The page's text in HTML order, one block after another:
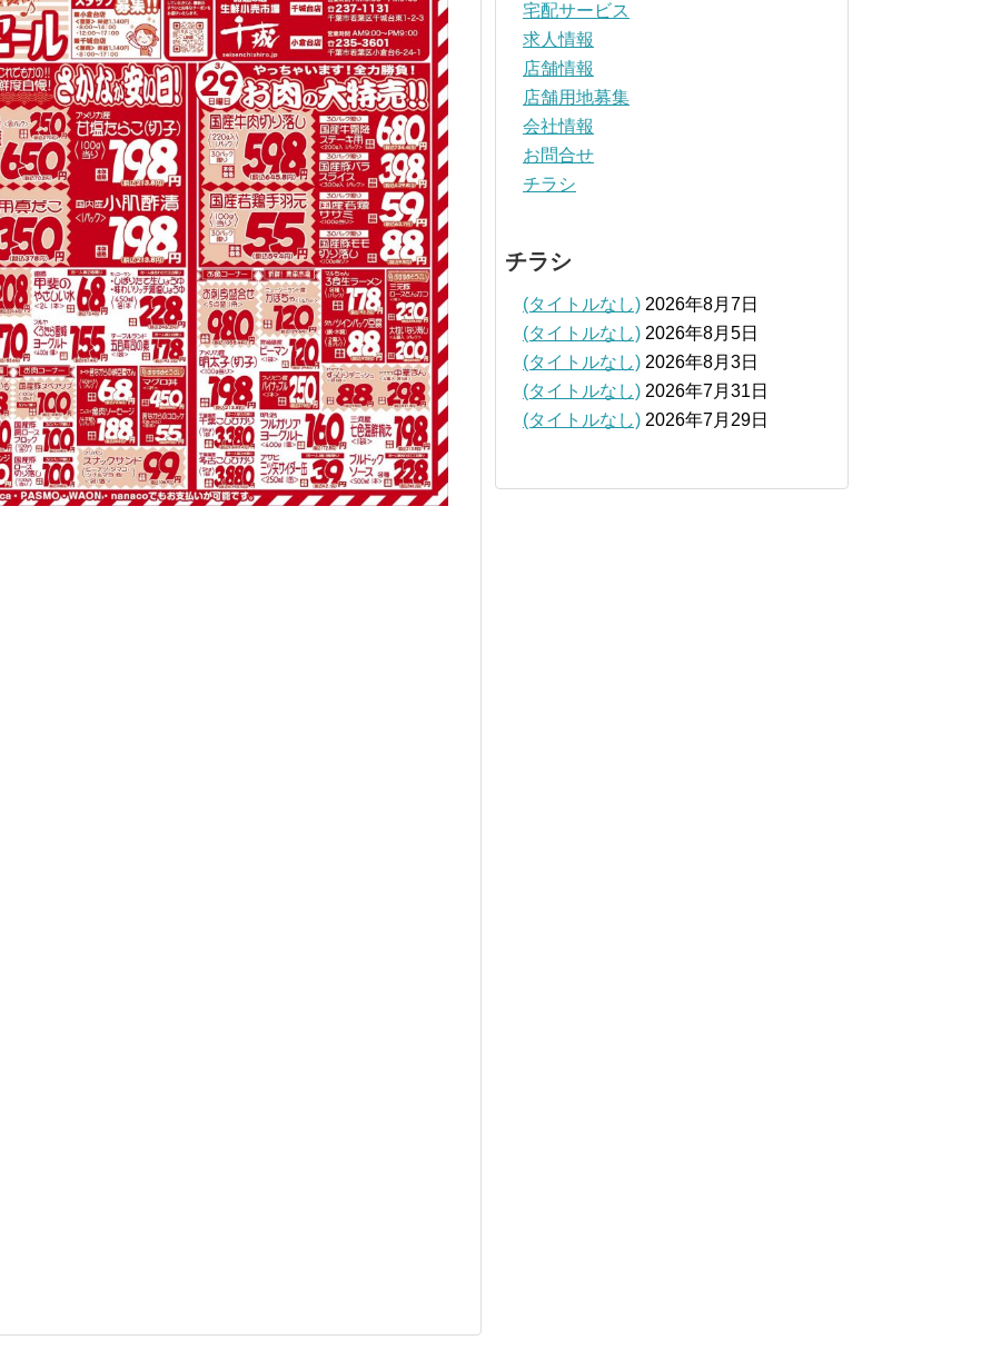
宅配サービス
求人情報
店舗情報
店舗用地募集
会社情報
お問合せ
チラシ
チラシ
(タイトルなし) 2026年8月7日
(タイトルなし) 2026年8月5日
(タイトルなし) 2026年8月3日
(タイトルなし) 2026年7月31日
(タイトルなし) 2026年7月29日